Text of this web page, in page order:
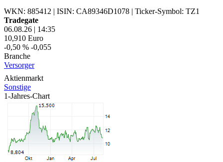
WKN: 885412 | ISIN: CA89346D1078 | Ticker-Symbol: TZ1
Tradegate
06.08.26 | 14:35
10,910 Euro
-0,50 % -0,055
Branche
Versorger
Aktienmarkt
Sonstige
1-Jahres-Chart